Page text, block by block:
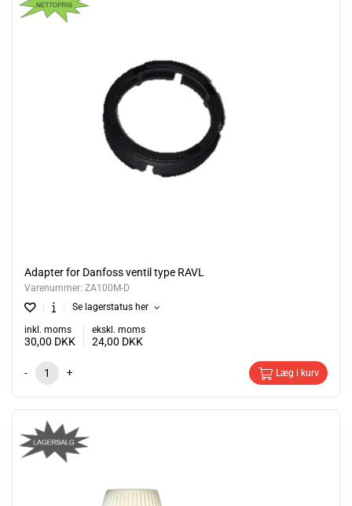
Adapter for Danfoss ventil type RAVL
Varenummer: ZA100M-D
Se lagerstatus her
inkl. moms
30,00 DKK
ekskl. moms
24,00 DKK
- + Læg i kurv